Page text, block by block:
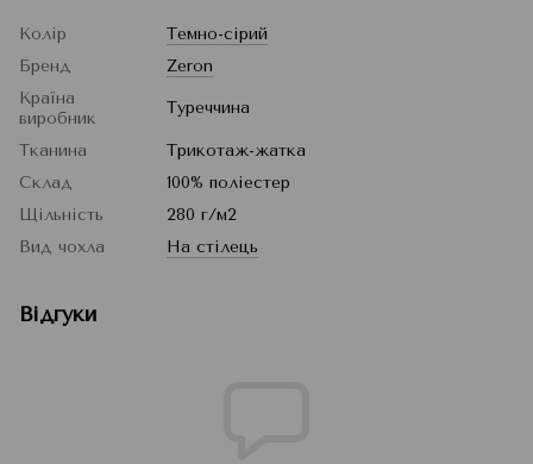
Колір
Темно-сірий
Бренд
Zeron
Країна
виробник
Туреччина
Тканина
Трикотаж-жатка
Склад
100% поліестер
Щільність
280 г/м2
Вид чохла
На стілець
Відгуки